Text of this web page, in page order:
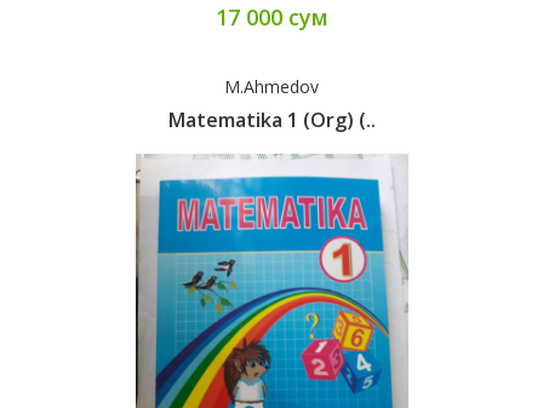
17 000 сум
M.Ahmedov
Matematika 1 (org) (..